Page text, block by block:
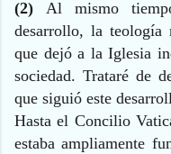
(2) Al mismo
desarrollo, la teología
que dejó a la Iglesia
sociedad. Trataré de
que siguió este
Hasta el Concilio
estaba ampliamente